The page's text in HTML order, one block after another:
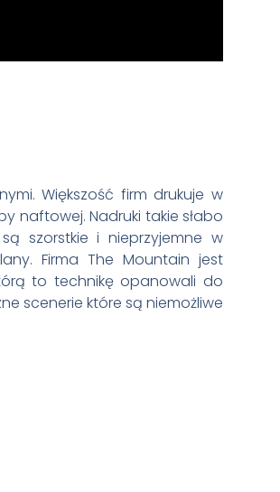
Większość firm drukuje w
naftowej. Nadruki takie słabo
szorstkie i nieprzyjemne w
Firma The Mountain jest
to technikę opanowali do
scenerie które są niemożliwe